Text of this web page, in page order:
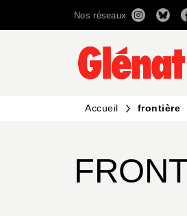
Nos réseaux
Accueil frontière